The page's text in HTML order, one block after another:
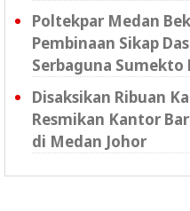
Poltekpar Medan
Pembinaan Sikap
Serbaguna Sumekto
Disaksikan Ribuan
Resmikan Kantor
di Medan Johor